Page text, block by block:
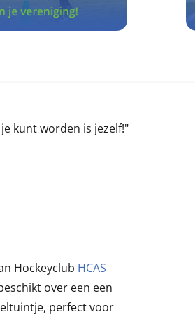
kunt worden is jezelf!"
Hockeyclub HCAS
over een een
perfect voor